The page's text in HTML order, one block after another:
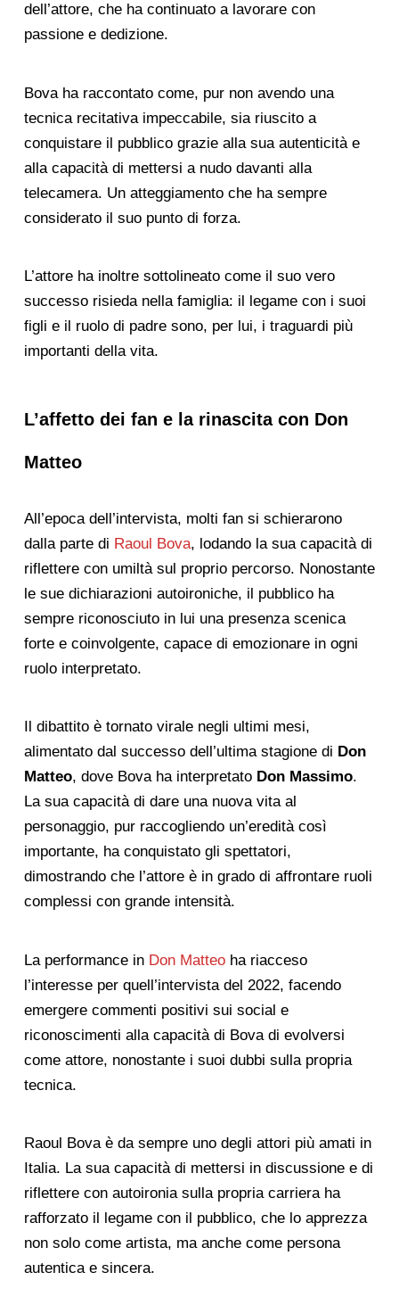
dell’attore, che ha continuato a lavorare con
passione e dedizione.
Bova ha raccontato come, pur non avendo una
tecnica recitativa impeccabile, sia riuscito a
conquistare il pubblico grazie alla sua autenticità e
alla capacità di mettersi a nudo davanti alla
telecamera. Un atteggiamento che ha sempre
considerato il suo punto di forza.
L’attore ha inoltre sottolineato come il suo vero
successo risieda nella famiglia: il legame con i suoi
figli e il ruolo di padre sono, per lui, i traguardi più
importanti della vita.
L’affetto dei fan e la rinascita con Don
Matteo
All’epoca dell’intervista, molti fan si schierarono
dalla parte di Raoul Bova, lodando la sua capacità di
riflettere con umiltà sul proprio percorso. Nonostante
le sue dichiarazioni autoironiche, il pubblico ha
sempre riconosciuto in lui una presenza scenica
forte e coinvolgente, capace di emozionare in ogni
ruolo interpretato.
Il dibattito è tornato virale negli ultimi mesi,
alimentato dal successo dell’ultima stagione di Don
Matteo, dove Bova ha interpretato Don Massimo.
La sua capacità di dare una nuova vita al
personaggio, pur raccogliendo un’eredità così
importante, ha conquistato gli spettatori,
dimostrando che l’attore è in grado di affrontare ruoli
complessi con grande intensità.
La performance in Don Matteoha riacceso
l’interesse per quell’intervista del 2022, facendo
emergere commenti positivi sui social e
riconoscimenti alla capacità di Bova di evolversi
come attore, nonostante i suoi dubbi sulla propria
tecnica.
Raoul Bova è da sempre uno degli attori più amati in
Italia. La sua capacità di mettersi in discussione e di
riflettere con autoironia sulla propria carriera ha
rafforzato il legame con il pubblico, che lo apprezza
non solo come artista, ma anche come persona
autentica e sincera.